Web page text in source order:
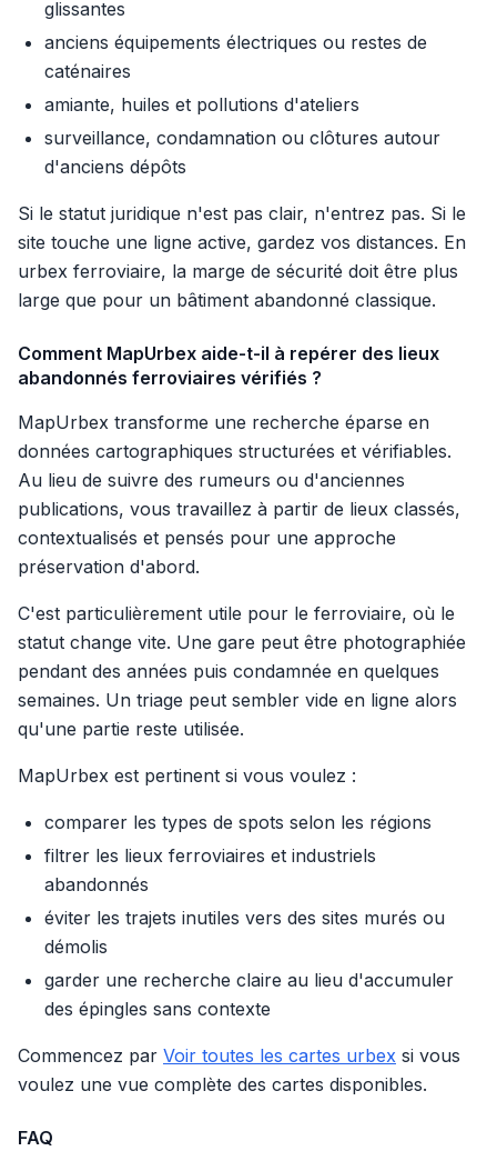
glissantes
anciens équipements électriques ou restes de
caténaires
amiante, huiles et pollutions d'ateliers
surveillance, condamnation ou clôtures autour
d'anciens dépôts
Si le statut juridique n'est pas clair, n'entrez pas. Si le
site touche une ligne active, gardez vos distances. En
urbex ferroviaire, la marge de sécurité doit être plus
large que pour un bâtiment abandonné classique.
Comment MapUrbex aide-t-il à repérer des lieux
abandonnés ferroviaires vérifiés ?
MapUrbex transforme une recherche éparse en
données cartographiques structurées et vérifiables.
Au lieu de suivre des rumeurs ou d'anciennes
publications, vous travaillez à partir de lieux classés,
contextualisés et pensés pour une approche
préservation d'abord.
C'est particulièrement utile pour le ferroviaire, où le
statut change vite. Une gare peut être photographiée
pendant des années puis condamnée en quelques
semaines. Un triage peut sembler vide en ligne alors
qu'une partie reste utilisée.
MapUrbex est pertinent si vous voulez :
comparer les types de spots selon les régions
filtrer les lieux ferroviaires et industriels
abandonnés
éviter les trajets inutiles vers des sites murés ou
démolis
garder une recherche claire au lieu d'accumuler
des épingles sans contexte
Commencez par Voir toutes les cartes urbex si vous
voulez une vue complète des cartes disponibles.
FAQ